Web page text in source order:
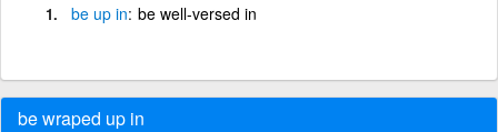
be up in be well-versed in
be wraped up in